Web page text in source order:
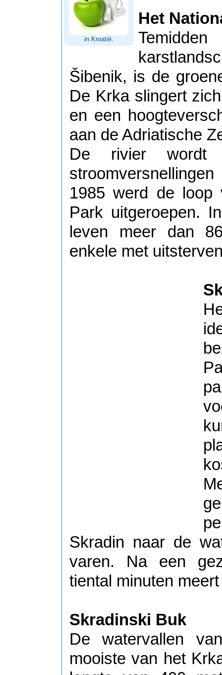
in Kroatië.
Het
Šibenik, is de
De Krka slingert
en een
aan de Adriatische
De rivier wordt
1985 werd de loop
Park uitgeroepen.
leven meer dan
enkele met
Skradin naar de
varen. Na een
tiental minuten
Skradinski Buk
De watervallen
mooiste van het